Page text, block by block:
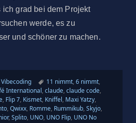
ich grad bei dem Projekt
werde, es zu
und schöner zu machen.
Kategorien
Vibecoding Schlagwörter
11 nimmt,6 nimmt,
International,claude,claude code,
, Flip 7, Kismet, Kniffel, Maxi Yatzy,
,Qwixx, Romme, Rummikub,Skyjo,
,Splito, UNO, UNO Flip, UNO No